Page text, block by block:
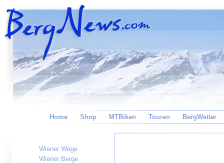
Home Shop MTBiken Touren BergWetter
Wiener Wege
Wiener Berge